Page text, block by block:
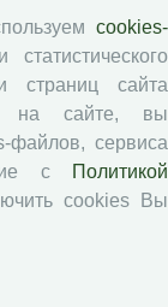
cookies-
страниц сайта
на сайте, вы
файлов, сервиса
с
Политикой
cookies Вы